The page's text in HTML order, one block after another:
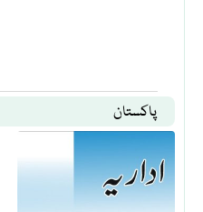
پاکستان